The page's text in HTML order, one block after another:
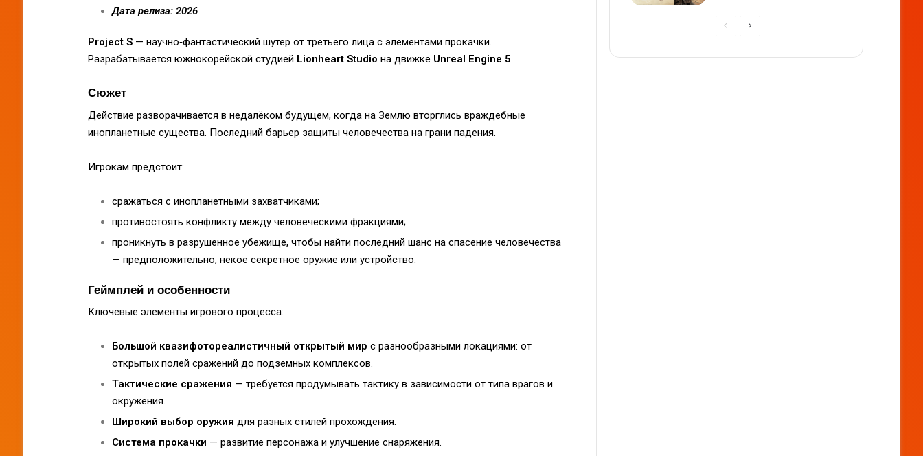
Дата релиза: 2026
Project S— научно‑фантастический шутер от третьего лица с элементами прокачки.
Разрабатывается южнокорейской студией Lionheart Studio на движке Unreal Engine 5.
Сюжет
Действие разворачивается в недалёком будущем, когда на Землю вторглись враждебные
инопланетные существа. Последний барьер защиты человечества на грани падения.
Игрокам предстоит:
сражаться с инопланетными захватчиками;
противостоять конфликту между человеческими фракциями;
проникнуть в разрушенное убежище, чтобы найти последний шанс на спасение человечества
— предположительно, некое секретное оружие или устройство.
Геймплей и особенности
Ключевые элементы игрового процесса:
Большой квазифотореалистичный открытый мир с разнообразными локациями: от
открытых полей сражений до подземных комплексов.
Тактические сражения — требуется продумывать тактику в зависимости от типа врагов и
окружения.
Широкий выбор оружия для разных стилей прохождения.
Система прокачки — развитие персонажа и улучшение снаряжения.